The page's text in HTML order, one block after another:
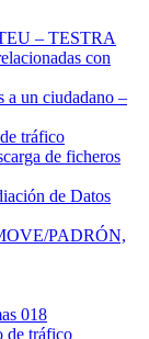
– TESTRA
con
a un ciudadano –
tráfico
de ficheros
de Datos
PADRÓN,
018
de tráfico